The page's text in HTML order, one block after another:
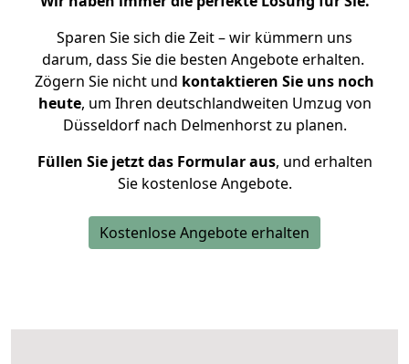
Sparen Sie sich die Zeit – wir kümmern uns
darum, dass Sie die besten Angebote erhalten.
Zögern Sie nicht und kontaktieren Sie uns noch
heute, um Ihren deutschlandweiten Umzug von
Düsseldorf nach Delmenhorst zu planen.
Füllen Sie jetzt das Formular aus, und erhalten
Sie kostenlose Angebote.
Kostenlose Angebote erhalten